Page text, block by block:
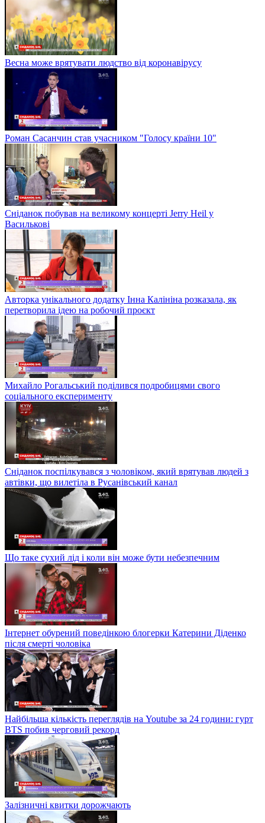
Весна може врятувати людство від коронавірусу
Роман Сасанчин став учасником "Голосу країни 10"
Сніданок побував на великому концерті Jerry Heil у
Василькові
Авторка унікального додатку Інна Калініна розказала, як
перетворила ідею на робочий проєкт
Михайло Рогальський поділився подробицями свого
соціального експерименту
Сніданок поспілкувався з чоловіком, який врятував людей з
автівки, що вилетіла в Русанівський канал
Що таке сухий лід і коли він може бути небезпечним
Інтернет обурений поведінкою блогерки Катерини Діденко
після смерті чоловіка
Найбільша кількість переглядів на Youtube за 24 години: гурт
BTS побив черговий рекорд
Залізничні квитки дорожчають